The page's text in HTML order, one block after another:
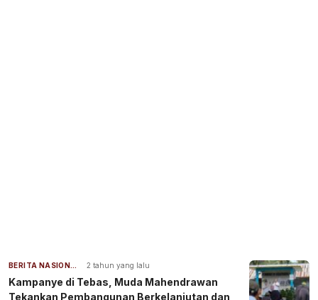
BERITA NASIONAL 2 tahun yang lalu
Kampanye di Tebas, Muda Mahendrawan
Tekankan Pembangunan Berkelanjutan dan